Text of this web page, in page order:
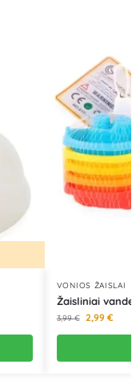
VONIOS ŽAISLAI
Žaisliniai
3,99€ 2,99 €